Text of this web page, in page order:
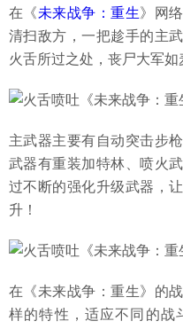
在《未来战争：重生》网
清扫敌方，一把趁手的主
火舌所过之处，丧尸大军如
主武器主要有自动突击步
武器有重装加特林、喷火
过不断的强化升级武器，
升！
在《未来战争：重生》的
样的特性，适应不同的战